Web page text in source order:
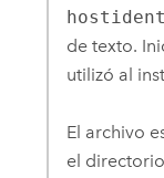
de texto.
utilizó al
El archivo
el